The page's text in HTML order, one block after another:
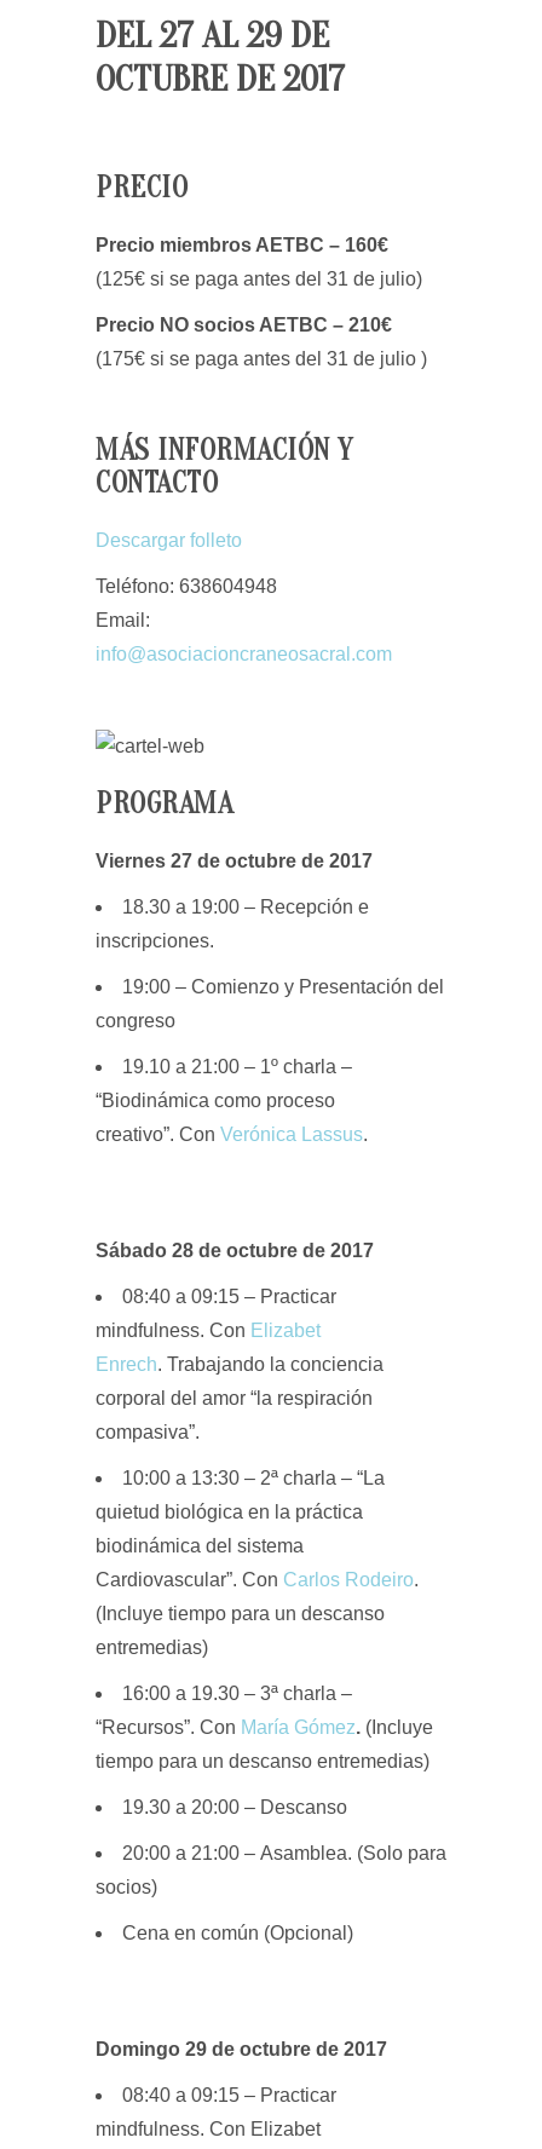
DEL 27 AL 29 DE
OCTUBRE DE 2017
PRECIO
Precio miembros AETBC – 160€
(125€ si se paga antes del 31 de julio)
Precio NO socios AETBC – 210€
(175€ si se paga antes del 31 de julio )
MÁS INFORMACIÓN Y
CONTACTO
Descargar folleto
Teléfono: 638604948
Email:
info@asociacioncraneosacral.com
PROGRAMA
Viernes 27 de octubre de 2017
18.30 a 19:00 – Recepción e
inscripciones.
19:00 – Comienzo y Presentación del
congreso
19.10 a 21:00 – 1º charla –
“Biodinámica como proceso
creativo”. Con Verónica Lassus.
Sábado 28 de octubre de 2017
08:40 a 09:15 – Practicar
mindfulness. Con Elizabet
Enrech. Trabajando la conciencia
corporal del amor “la respiración
compasiva”.
10:00 a 13:30 – 2ª charla – “La
quietud biológica en la práctica
biodinámica del sistema
Cardiovascular”. Con Carlos Rodeiro.
(Incluye tiempo para un descanso
entremedias)
16:00 a 19.30 – 3ª charla –
“Recursos”. Con María Gómez. (Incluye
tiempo para un descanso entremedias)
19.30 a 20:00 – Descanso
20:00 a 21:00 – Asamblea. (Solo para
socios)
Cena en común (Opcional)
Domingo 29 de octubre de 2017
08:40 a 09:15 – Practicar
mindfulness. Con Elizabet